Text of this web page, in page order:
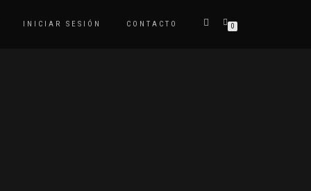
INICIAR SESIÓN CONTACTO 0